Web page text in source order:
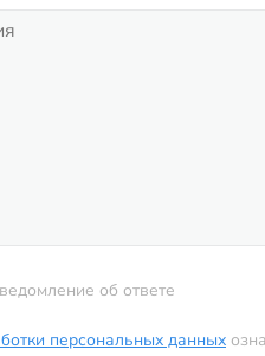
об ответе
персональных данных